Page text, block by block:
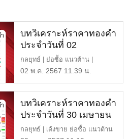
บทวิเคราะห์ราคาทองคำ
ประจำวันที่ 02
พฤษภาคม 2567
กลยุทธ์ | ย่อซื้อ แนวต้าน |
$2,345 หรือ 40,800 บาท […]
02 พ.ค. 2567 11.39 น.
บทวิเคราะห์ราคาทองคำ
ประจำวันที่ 30 เมษายน
2567
กลยุทธ์ | เด้งขาย ย่อซื้อ แนวต้าน